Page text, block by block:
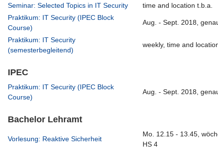
Seminar: Selected Topics in IT Security
time and location t.b.a.
Praktikum: IT Security (IPEC Block
Course)
Aug. - Sept. 2018,
Praktikum: IT Security
(semesterbegleitend)
weekly, time and
IPEC
Praktikum: IT Security (IPEC Block
Course)
Aug. - Sept. 2018,
Bachelor Lehramt
Vorlesung: Reaktive Sicherheit
Mo. 12.15 - 13.45,
HS 4